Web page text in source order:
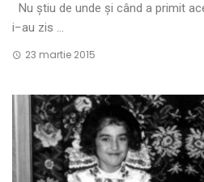
Nu ştiu de unde şi când a primit
i−au zis ...
23 martie 2015